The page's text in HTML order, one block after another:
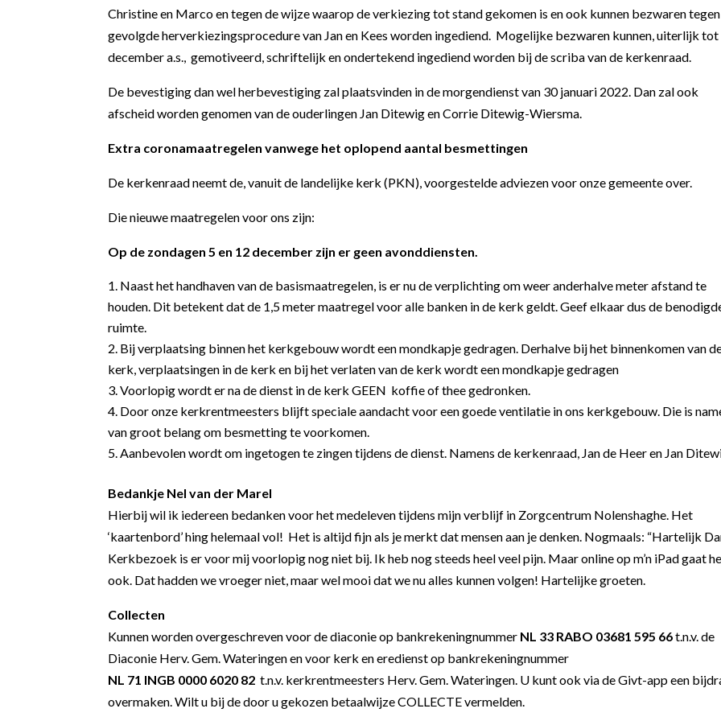
Christine en Marco en tegen de wijze waarop de verkiezing tot stand gekomen is en ook kunnen bezwaren
gevolgde herverkiezingsprocedure van Jan en Kees worden ingediend. Mogelijke bezwaren kunnen, uiterlijk tot
december a.s., gemotiveerd, schriftelijk en ondertekend ingediend worden bij de scriba van de kerkenraad.
De bevestiging dan wel herbevestiging zal plaatsvinden in de morgendienst van 30 januari 2022. Dan zal ook
afscheid worden genomen van de ouderlingen Jan Ditewig en Corrie Ditewig-Wiersma.
Extra coronamaatregelen vanwege het oplopend aantal besmettingen
De kerkenraad neemt de, vanuit de landelijke kerk (PKN), voorgestelde adviezen voor onze gemeente over.
Die nieuwe maatregelen voor ons zijn:
Op de zondagen 5 en 12 december zijn er geen avonddiensten.
Naast het handhaven van de basismaatregelen, is er nu de verplichting om weer anderhalve meter afstand te
houden. Dit betekent dat de 1,5 meter maatregel voor alle banken in de kerk geldt. Geef elkaar dus de
ruimte.
Bij verplaatsing binnen het kerkgebouw wordt een mondkapje gedragen. Derhalve bij het binnenkomen van
kerk, verplaatsingen in de kerk en bij het verlaten van de kerk wordt een mondkapje gedragen
Voorlopig wordt er na de dienst in de kerk GEEN koffie of thee gedronken.
Door onze kerkrentmeesters blijft speciale aandacht voor een goede ventilatie in ons kerkgebouw. Die is
van groot belang om besmetting te voorkomen.
Aanbevolen wordt om ingetogen te zingen tijdens de dienst. Namens de kerkenraad, Jan de Heer en Jan
Bedankje Nel van der Marel
Hierbij wil ik iedereen bedanken voor het medeleven tijdens mijn verblijf in Zorgcentrum Nolenshaghe. Het
‘kaartenbord’ hing helemaal vol! Het is altijd fijn als je merkt dat mensen aan je denken. Nogmaals: “Hartelijk
Kerkbezoek is er voor mij voorlopig nog niet bij. Ik heb nog steeds heel veel pijn. Maar online op m’n iPad gaat
ook. Dat hadden we vroeger niet, maar wel mooi dat we nu alles kunnen volgen! Hartelijke groeten.
Collecten
Kunnen worden overgeschreven voor de diaconie op bankrekeningnummer NL 33 RABO 03681 595 66t.n.v. de
Diaconie Herv. Gem. Wateringen en voor kerk en eredienst op bankrekeningnummer
NL 71 INGB 0000 6020 82 t.n.v. kerkrentmeesters Herv. Gem. Wateringen. U kunt ook via de Givt-app een
overmaken. Wilt u bij de door u gekozen betaalwijze COLLECTE vermelden.